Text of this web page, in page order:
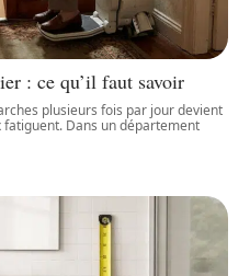
: ce qu’il faut savoir
plusieurs fois par jour devient
Dans un département